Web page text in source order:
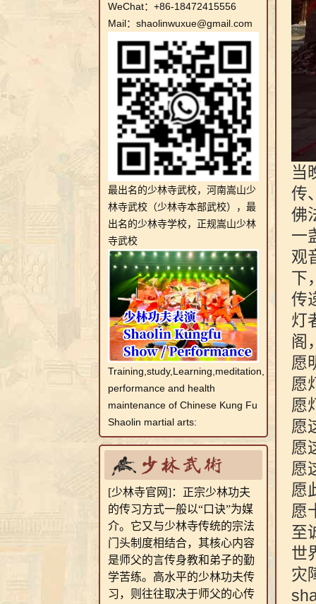
WeChat：+86-18472415556
Mail：shaolinwuxue@gmail.com
最出名的少林寺武校，河南嵩山少
林寺武校（少林寺本部武校），最
出名的少林寺学校，正规嵩山少林
寺武校
Training,study,Learning,meditation,
performance and health
maintenance of Chinese Kung Fu
Shaolin martial arts:
[少林寺官网]：正宗少林功夫
的传习方式一般以“口诀”为媒
介。它又与少林寺传统的宗法
门头制度相结合，其核心内容
是师父的言传身教和弟子的勤
学苦练。高水平的少林功夫传
习，则往往取决于师父的心传
河南少林寺武校
当
传
佛
一
观
下
传
灯
阁
愿
愿
愿
愿
愿
愿
愿
愿
至
世
灾